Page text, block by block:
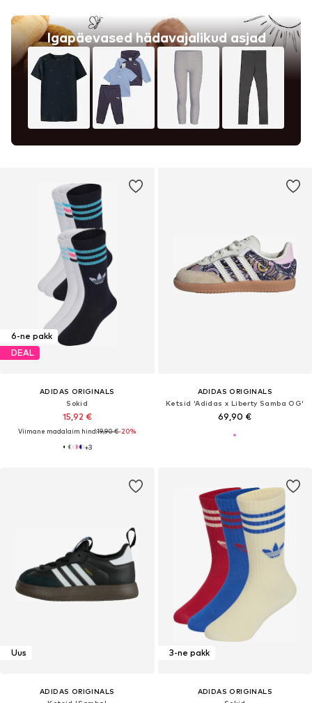
Igapäevased hädavajalikud asjad
6-ne pakk
DEAL
ADIDAS ORIGINALS
Sokid
15,92 €
Viimane madalaim hind:19,90 €-20%
+3
ADIDAS ORIGINALS
Ketsid 'Adidas x Liberty Samba OG'
69,90 €
Uus
ADIDAS ORIGINALS
3-ne pakk
ADIDAS ORIGINALS